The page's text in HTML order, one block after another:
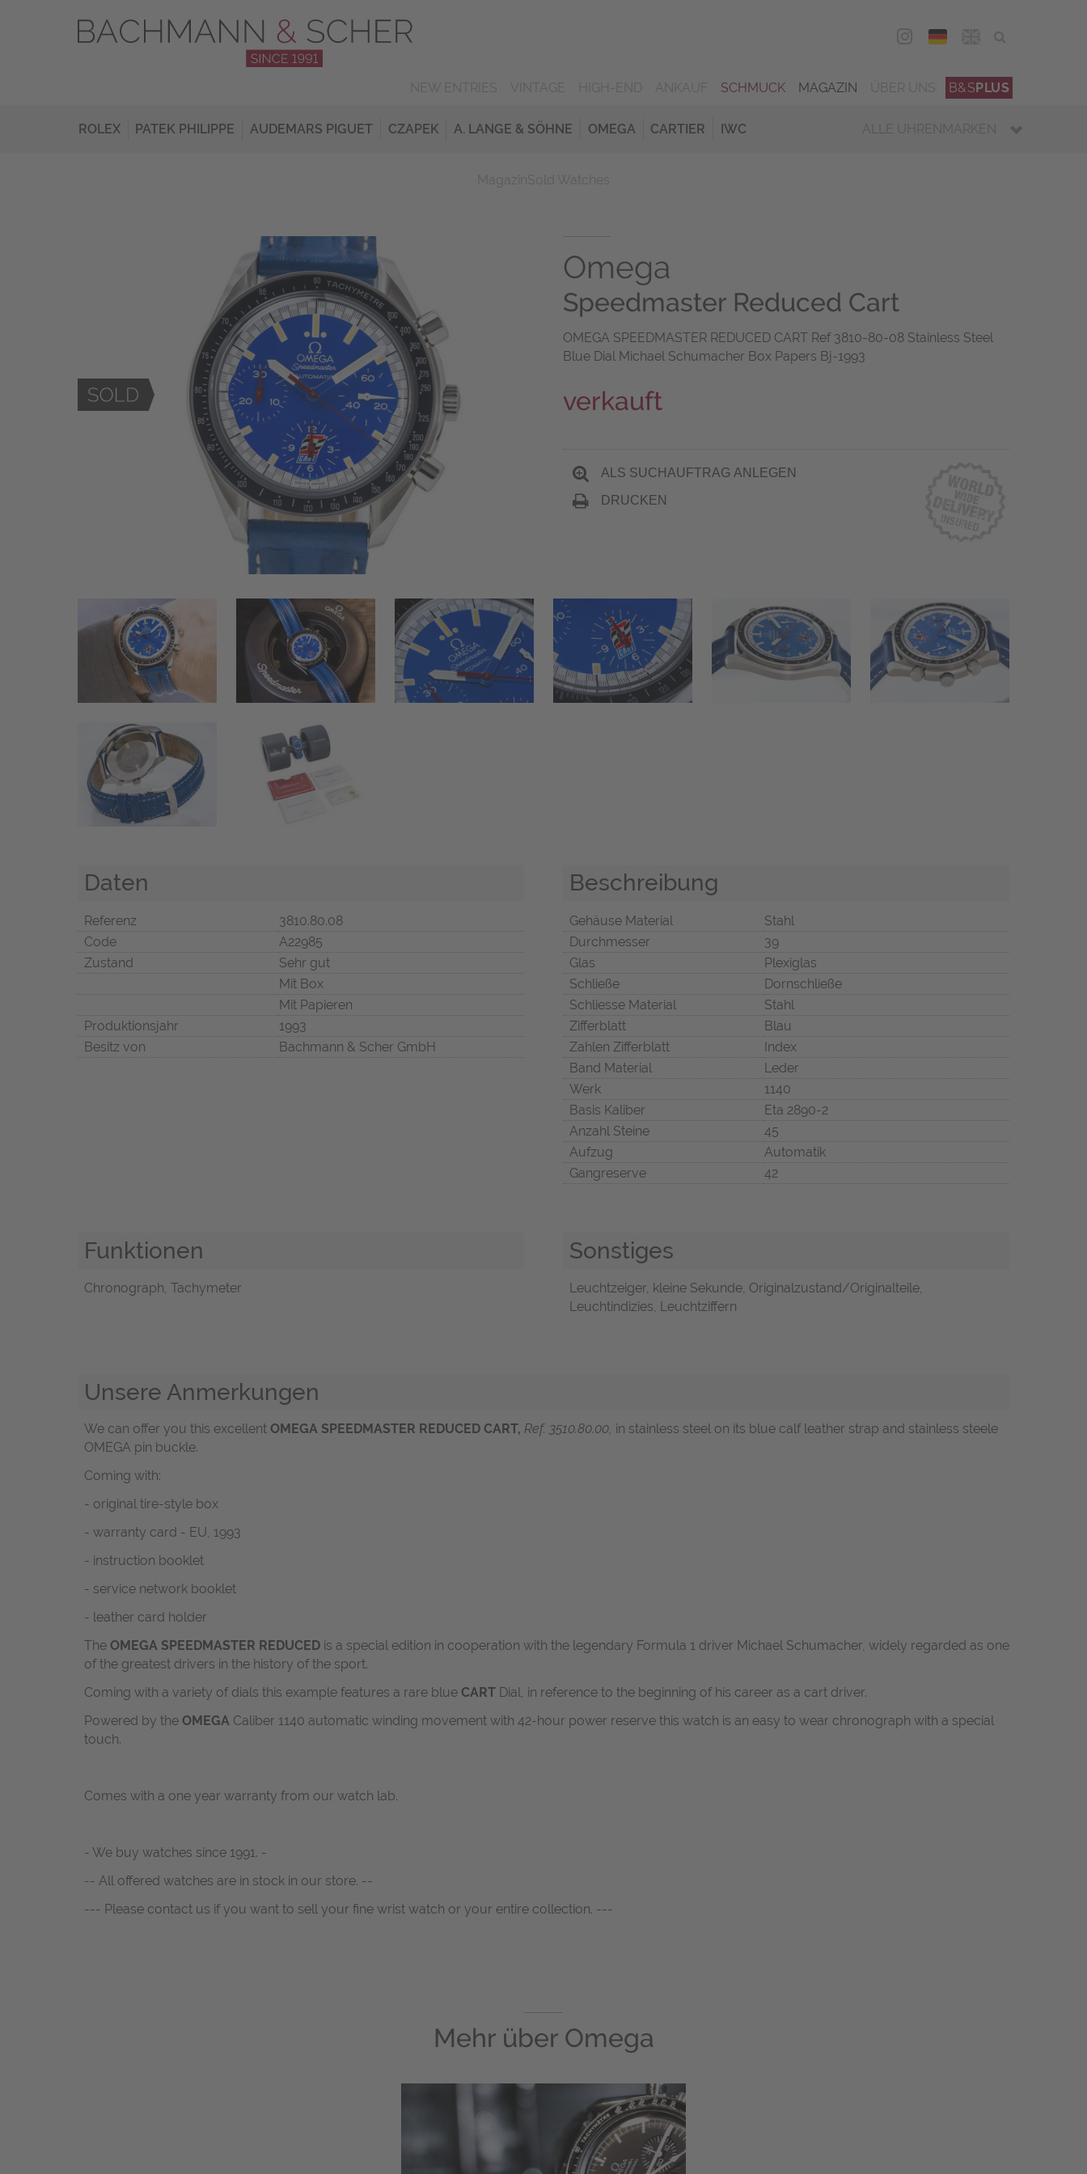
DEU
SCHMUCK MAGAZIN B&SPLUS
ROLEX PATEK PHILIPPE AUDEMARS PIGUET CZAPEK A. LANGE & SÖHNE OMEGA CARTIER IWC ALLE UHRENMARKEN
Omega
Speedmaster Reduced Cart
OMEGA SPEEDMASTER REDUCED CART Ref 3810-80-08 Stainless Steel
Blue Dial Michael Schumacher Box Papers Bj-1993
verkauft
ALS SUCHAUFTRAG ANLEGEN
DRUCKEN
Daten
Referenz
3810.80.08
Code
A22985
Zustand
Sehr gut
Mit Box
Mit Papieren
Produktionsjahr
1993
Besitz von
Bachmann & Scher GmbH
Beschreibung
Gehäuse Material
Stahl
Durchmesser
39
Glas
Plexiglas
Schließe
Dornschließe
Schliesse Material
Stahl
Zifferblatt
Blau
Zahlen Zifferblatt
Index
Band Material
Leder
Werk
1140
Basis Kaliber
Eta 2890-2
Anzahl Steine
45
Aufzug
Automatik
Gangreserve
42
Funktionen
Chronograph, Tachymeter
Sonstiges
Leuchtzeiger, kleine Sekunde, Originalzustand/Originalteile,
Leuchtindizies, Leuchtziffern
Unsere Anmerkungen
We can offer you this excellent OMEGA SPEEDMASTER REDUCED CART, Ref. 3510.80.00, in stainless steel on its blue calf leather strap and stainless steele
OMEGA pin buckle.
Coming with:
- original tire-style box
- warranty card - EU, 1993
- instruction booklet
- service network booklet
- leather card holder
The OMEGA SPEEDMASTER REDUCED is a special edition in cooperation with the legendary Formula 1 driver Michael Schumacher, widely regarded as one
of the greatest drivers in the history of the sport.
Coming with a variety of dials this example features a rare blue CART Dial, in reference to the beginning of his career as a cart driver.
Powered by the OMEGA Caliber 1140 automatic winding movement with 42-hour power reserve this watch is an easy to wear chronograph with a special
touch.
Comes with a one year warranty from our watch lab.
- We buy watches since 1991. -
-- All offered watches are in stock in our store. --
--- Please contact us if you want to sell your fine wrist watch or your entire collection. ---
Mehr über Omega